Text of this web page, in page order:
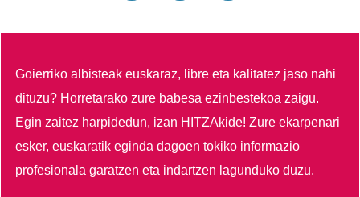
Goierriko albisteak euskaraz, libre eta kalitatez jaso nahi
dituzu? Horretarako zure babesa ezinbestekoa zaigu.
Egin zaitez harpidedun, izan HITZAkide!Zure ekarpenari
esker, euskaratik eginda dagoen tokiko informazio
profesionala garatzen eta indartzen lagunduko duzu.